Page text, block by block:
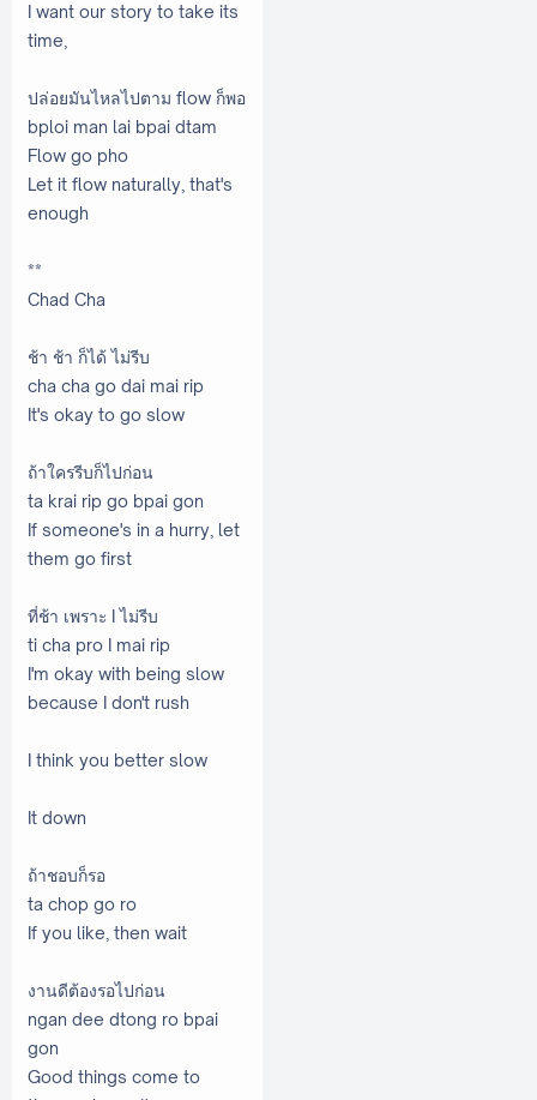
I want our story to take its
time,
ปล่อยมันไหลไปตาม flow ก็พอ
bploi man lai bpai dtam
Flow go pho
Let it flow naturally, that's
enough
**
Chad Cha
ช้า ช้า ก็ได้ ไม่รีบ
cha cha go dai mai rip
It's okay to go slow
ถ้าใครรีบก็ไปก่อน
ta krai rip go bpai gon
If someone's in a hurry, let
them go first
ที่ช้า เพราะ I ไม่รีบ
ti cha pro I mai rip
I'm okay with being slow
because I don't rush
I think you better slow
It down
ถ้าชอบก็รอ
ta chop go ro
If you like, then wait
งานดีต้องรอไปก่อน
ngan dee dtong ro bpai
gon
Good things come to